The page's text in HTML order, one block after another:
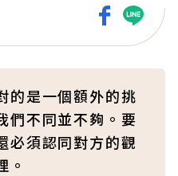
的是一個額外的挑
們不同並不夠。要
必須認同對方的觀
。